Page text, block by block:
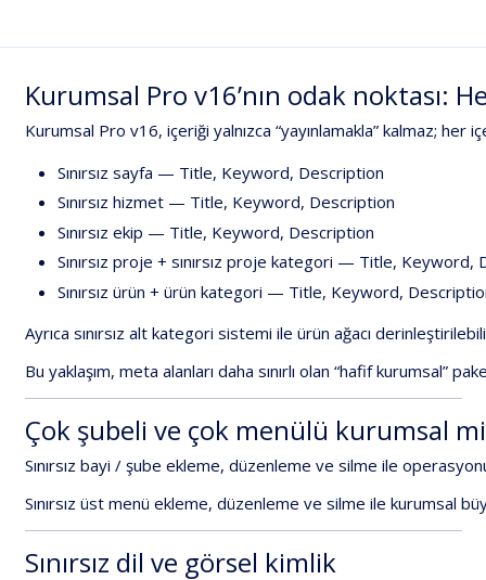
Kurumsal Pro v16’nın odak noktası:
Kurumsal Pro v16, içeriği yalnızca “yayınlamakla” kalmaz; her
Sınırsız sayfa — Title, Keyword, Description
Sınırsız hizmet — Title, Keyword, Description
Sınırsız ekip — Title, Keyword, Description
Sınırsız proje + sınırsız proje kategori — Title, Keyword,
Sınırsız ürün + ürün kategori — Title, Keyword,
Ayrıca sınırsız alt kategori sistemi ile ürün ağacı
Bu yaklaşım, meta alanları daha sınırlı olan “hafif kurumsal”
Çok şubeli ve çok menülü kurumsal
Sınırsız bayi / şube ekleme, düzenleme ve silme ile
Sınırsız üst menü ekleme, düzenleme ve silme ile kurumsal
Sınırsız dil ve görsel kimlik